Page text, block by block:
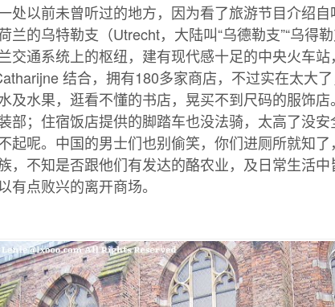
处以前未曾听过的地方，因为看了旅游节目介绍
的乌特勒支（Utrecht，大陆叫“乌德勒支”“乌得
交通系统上的枢纽，建有现代感十足的中央火车
结合，拥有180多家商店，不过实在太大
及水果，逛看不懂的书店，晃买不到尺码的服饰
部；住宿饭店提供的脚踏车也没法骑，太高了没安
起呢。中国的男士们也别偷笑，你们进厕所就知
，不知是否跟他们有发达的酪农业，及日常生活
有点败兴的离开商场。